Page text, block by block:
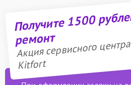
Получите 1500
ремонт
Акция сервисного центра
Kitfort